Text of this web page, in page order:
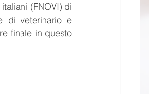
(FNOVI) di
di veterinario e
finale in questo